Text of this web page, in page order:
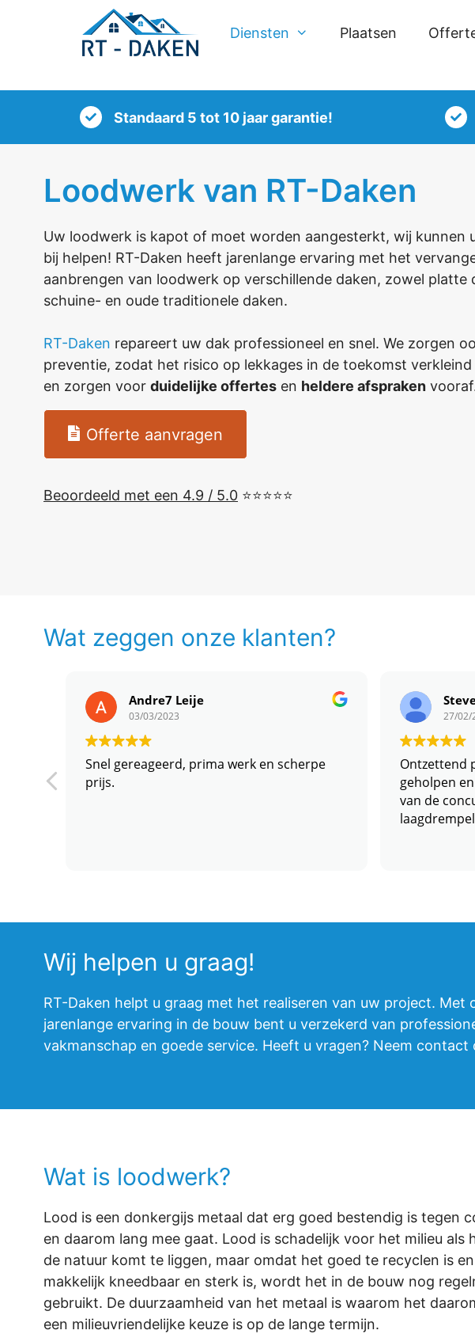
Diensten Plaatsen
Standaard 5 tot 10 jaar garantie!
Loodwerk van RT-Daken
Uw loodwerk is kapot of moet worden aangesterkt, wij kunnen
bij helpen! RT-Daken heeft jarenlange ervaring met het
aanbrengen van loodwerk op verschillende daken, zowel platte
schuine- en oude traditionele daken.
RT-Daken repareert uw dak professioneel en snel. We zorgen
preventie, zodat het risico op lekkages in de toekomst
en zorgen voor duidelijke offertes en heldere afspraken
Offerte aanvragen
Beoordeeld met een 4.9 / 5.0 ⭐⭐⭐⭐⭐
Wat zeggen onze klanten?
Andre7 Leije
03/03/2023
Snel gereageerd, prima werk en scherpe
prijs.
27/02/
Ontzettend
geholpen
van de
Wij helpen u graag!
RT-Daken helpt u graag met het realiseren van uw project. Met
jarenlange ervaring in de bouw bent u verzekerd van
vakmanschap en goede service. Heeft u vragen? Neem contact
Wat is loodwerk?
Lood is een donkergijs metaal dat erg goed bestendig is tegen
en daarom lang mee gaat. Lood is schadelijk voor het milieu als
de natuur komt te liggen, maar omdat het goed te recyclen is en
makkelijk kneedbaar en sterk is, wordt het in de bouw nog
gebruikt. De duurzaamheid van het metaal is waarom het
een milieuvriendelijke keuze is op de lange termijn.